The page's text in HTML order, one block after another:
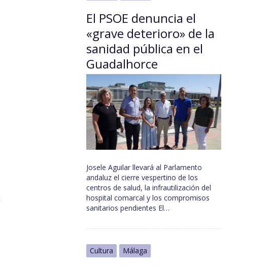
El PSOE denuncia el
«grave deterioro» de la
sanidad pública en el
Guadalhorce
Josele Aguilar llevará al Parlamento
andaluz el cierre vespertino de los
centros de salud, la infrautilización del
hospital comarcal y los compromisos
sanitarios pendientes El…
Cultura Málaga